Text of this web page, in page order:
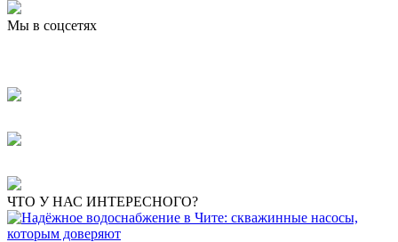
Мы в соцсетях
ЧТО У НАС ИНТЕРЕСНОГО?